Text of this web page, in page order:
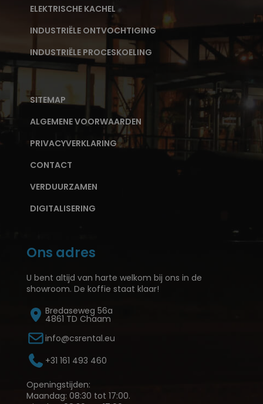
ELEKTRISCHE KACHEL
INDUSTRIËLE ONTVOCHTIGING
INDUSTRIËLE PROCESKOELING
SITEMAP
ALGEMENE VOORWAARDEN
PRIVACYVERKLARING
CONTACT
VERDUURZAMEN
DIGITALISERING
Ons adres
U bent altijd van harte welkom bij ons in de
showroom. De koffie staat klaar!
Bredaseweg 56a
4861 TD Chaam
info@csrental.eu
+31 161 493 460
Openingstijden:
Maandag: 08:30 tot 17:00.